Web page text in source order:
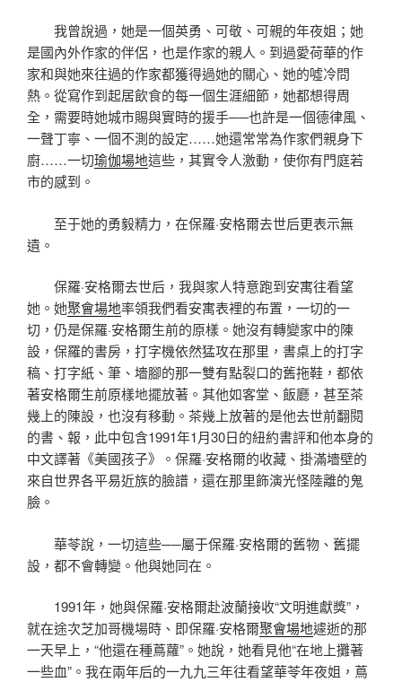
我曾說過，她是一個英勇、可敬、可親的年夜姐；她
是國內外作家的伴侶，也是作家的親人。到過愛荷華的作
家和與她來往過的作家都獲得過她的關心、她的噓冷問
熱。從寫作到起居飲食的每一個生涯細節，她都想得周
全，需要時她城市賜與實時的援手──也許是一個德律風、
一聲丁寧、一個不測的設定……她還常常為作家們親身下
廚……一切瑜伽場地這些，其實令人激動，使你有門庭若
市的感到。
至于她的勇毅精力，在保羅·安格爾去世后更表示無
遺。
保羅·安格爾去世后，我與家人特意跑到安寓往看望
她。她聚會場地率領我們看安寓表裡的布置，一切的一
切，仍是保羅·安格爾生前的原樣。她沒有轉變家中的陳
設，保羅的書房，打字機依然猛攻在那里，書桌上的打字
稿、打字紙、筆、墻腳的那一雙有點裂口的舊拖鞋，都依
著安格爾生前原樣地擺放著。其他如客堂、飯廳，甚至茶
幾上的陳設，也沒有移動。茶幾上放著的是他去世前翻閱
的書、報，此中包含1991年1月30日的紐約書評和他本身的
中文譯著《美國孩子》。保羅·安格爾的收藏、掛滿墻壁的
來自世界各平易近族的臉譜，還在那里飾演光怪陸離的鬼
臉。
華苓說，一切這些──屬于保羅·安格爾的舊物、舊擺
設，都不會轉變。他與她同在。
1991年，她與保羅·安格爾赴波蘭接收“文明進獻獎”，
就在途次芝加哥機場時、即保羅·安格爾聚會場地遽逝的那
一天早上，“他還在種蔦蘿”。她說，她看見他“在地上攤著
一些血”。我在兩年后的一九九三年往看望華苓年夜姐，蔦